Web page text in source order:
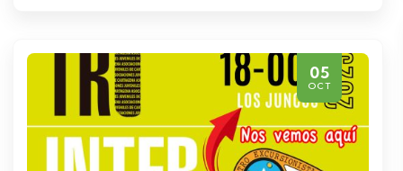
05
OCT